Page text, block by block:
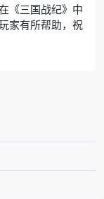
《三国战纪》中
家有所帮助，祝